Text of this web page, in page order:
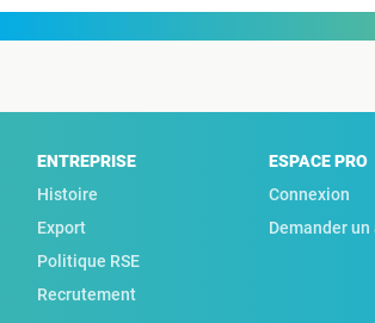
ENTREPRISE
Histoire
Export
Politique RSE
Recrutement
ESPACE PRO
Connexion
Demander un